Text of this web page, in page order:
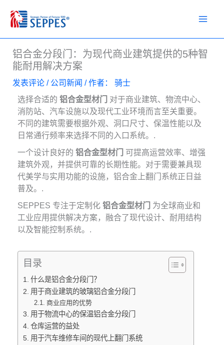
容
铝合金分段门：为现代商业建筑提供的5种智
能耐用解决方案
发表评论 / 公司新闻 / 作者：
骑士
选择合适的 铝合金型材门
对于商业建筑、物流中心、
消防站、汽车设施以及现代工业环境而言至关重要。
不同的建筑需要根据外观、洞口尺寸、保温性能以及
日常通行频率来选择不同的入口系统。.
一个设计良好的 铝合金型材门
可提高运营效率、增强
建筑外观，并提供可靠的长期性能。对于需要兼具现
代美学与实用功能的设施，铝合金上翻门系统正日益
普及。.
SEPPES 专注于定制化 铝合金型材门
为全球商业和
工业应用提供解决方案，融合了现代设计、耐用结构
以及智能控制系统。.
目录
什么是铝合金分段门？
用于商业建筑的玻璃铝合金分段门
商业应用的优势
用于物流中心的保温铝合金分段门
仓库运营的益处
用于汽车维修车间的现代上翻门系统